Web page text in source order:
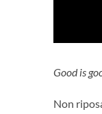
Good is
Non